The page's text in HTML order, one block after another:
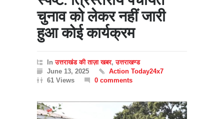
चुनाव को लेकर नहीं जारी
हुआ कोई कार्यक्रम
Inउत्तराखंड की ताज़ा खबर,उत्तराखण्ड
June 13, 2025
Action Today24x7
61 Views
0 comments